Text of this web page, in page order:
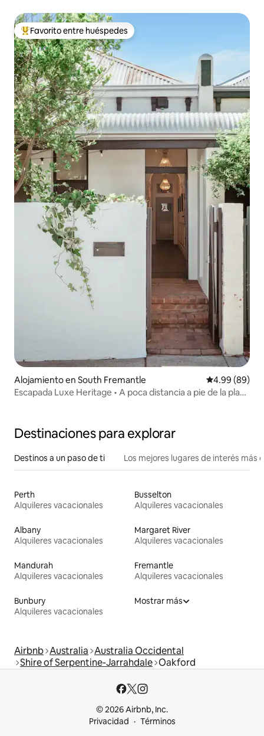
Favorito entre huéspedes preferido
Favorito entre huéspedes
Alojamiento en South Fremantle Calificación
4.99 (89)
Escapada Luxe Heritage • A poca distancia a pie de la playa
Destinaciones para explorar
Destinos a un paso de ti Los mejores lugares de interés más
Perth
Alquileres vacacionales
Busselton
Alquileres vacacionales
Albany
Alquileres vacacionales
Margaret River
Alquileres vacacionales
Mandurah
Alquileres vacacionales
Fremantle
Alquileres vacacionales
Bunbury
Alquileres vacacionales
Mostrar más
Airbnb Australia Australia Occidental
Shire of Serpentine-Jarrahdale Oakford
© 2026 Airbnb, Inc.
Privacidad
Términos